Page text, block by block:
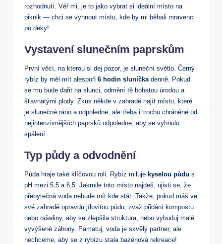
rozhodnutí. Věř mi, je to jako vybrat si ideální místo na
piknik — chci se vyhnout místu, kde by mi běhali mravenci
po deky!
Vystavení slunečním paprskům
První věcí, na kterou si dej pozor, je sluneční světlo. Černý
rybíz by měl mít alespoň 6 hodin sluníčka denně. Pokud
se mu bude dařit na slunci, odmění tě bohatou úrodou a
šťavnatými plody. Zkus někde v zahradě najít místo, které
je slunečné ráno a odpoledne, ale třeba i trochu chráněné od
nejintenzivnějších paprsků odpoledne, aby se vyhnulo
spálení.
Typ půdy a odvodnění
Půda hraje také klíčovou roli. Rybíz miluje kyselou půdu s
pH mezi 5,5 a 6,5. Jakmile toto místo najdeš, ujisti se, že
přebytečná voda nebude mít kde stát. Takže, pokud máš ve
své zahradě opravdu jílovitou půdu, zvaž přidání kompostu
nebo rašeliny, aby se zlepšila struktura, nebo vybuduj malé
vyvýšené záhony. Pamatuj, voda je skvělý partner, ale
nechceme, aby se z rybízu stala bazénová rekreace!